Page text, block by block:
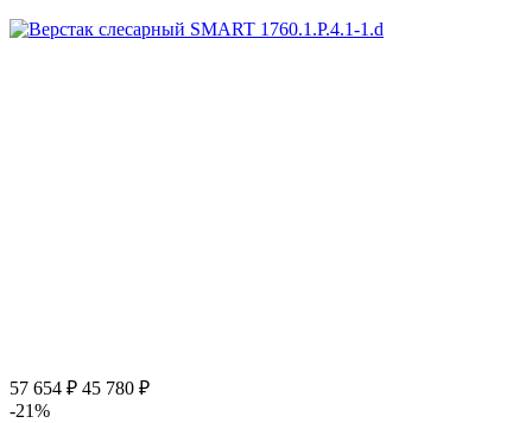
57 654 ₽ 45 780 ₽
-21%